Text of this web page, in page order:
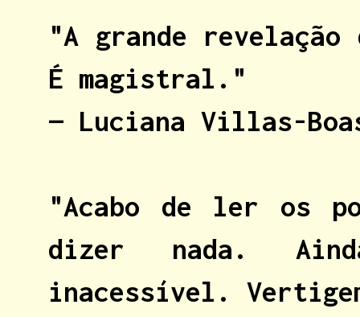
"A grande
É magistral."
— Luciana Villas-
"Acabo de ler os
dizer nada.
inacessível.